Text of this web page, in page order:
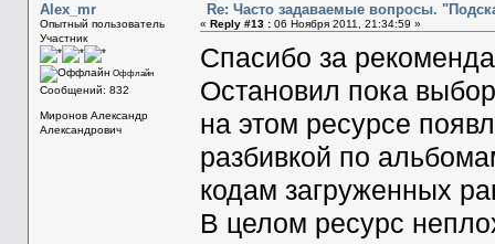
Alex_mr
Опытный пользователь
Участник
Оффлайн
Сообщений: 832
Миронов Александр
Александрович
Re: Часто задаваемые вопросы.
« Reply #13 :06 Ноября 2011, 21:34:59 »
Спасибо за
Остановил пока
на этом ресурсе
разбивкой по
кодам загруженных
В целом ресурс